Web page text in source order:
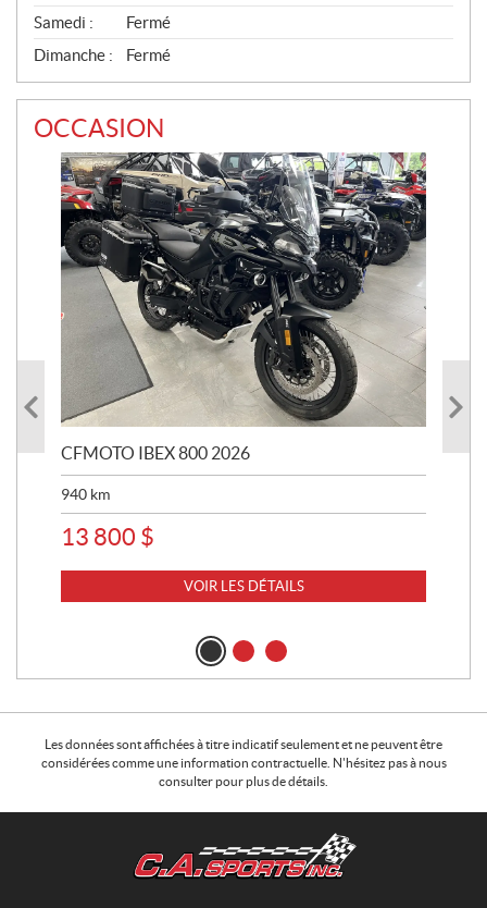
Samedi :
Fermé
Dimanche :
Fermé
OCCASION
CFMOTO IBEX 800 2026
940 km
13 800 $
VOIR LES DÉTAILS
Les données sont affichées à titre indicatif seulement et ne peuvent être
considérées comme une information contractuelle. N'hésitez pas à nous
consulter pour plus de détails.